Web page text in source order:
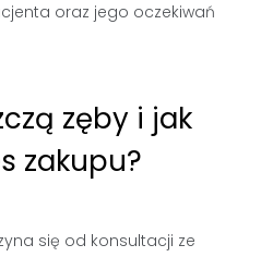
oraz jego oczekiwań
zęby i jak
zakupu?
się od konsultacji ze